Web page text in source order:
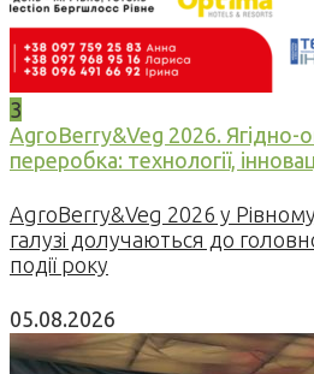
3
AgroBerry&Veg 2026. Ягідно-
переробка: технології,
AgroBerry&Veg 2026 у
галузі долучаються до
події року
05.08.2026